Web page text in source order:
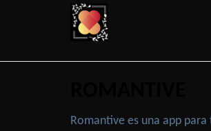
Romantive es una app